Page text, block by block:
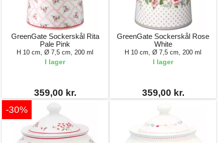
GreenGate Sockerskål Rita
Pale Pink
H 10 cm, Ø 7,5 cm, 200 ml
I lager
359,00 kr.
GreenGate Sockerskål Rose
White
H 10 cm, Ø 7,5 cm, 200 ml
I lager
359,00 kr.
-30%